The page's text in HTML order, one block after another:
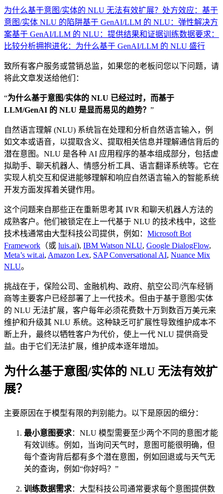
为什么基于意图/实体的 NLU 无法有效扩展？ 处方效应：基于
意图/实体 NLU 的陷阱基于 GenAI/LLM 的 NLU：弹性解决方
案基于 GenAI/LLM 的 NLU：提供结果和证据训练数据要求：
比较分析拥抱进化：为什么基于 GenAI/LLM 的 NLU 盛行
致所有客户服务或营销总监，如果您的老板问您以下问题，请
将此文章发送给他们：
“为什么基于意图/实体的 NLU 已经过时，而基于
LLM/GenAI 的 NLU 是显而易见的趋势？ ”
自然语言理解 (NLU) 系统旨在处理和分析自然语言输入，例
如文本或语音，以提取含义、提取相关信息并理解通信背后的
潜在意图。NLU 是各种 AI 应用程序的基本组成部分，包括虚
拟助手、聊天机器人、情感分析工具、语言翻译系统等。它在
实现人机交互和促进能够理解和响应自然语言输入的智能系统
开发方面发挥着关键作用。
这个问题来自那些正在重新思考其 IVR 和聊天机器人方法的
成熟客户。他们被锁定在上一代基于 NLU 的技术栈中，这些
技术栈通常由大型科技公司提供，例如： Microsoft Bot
Framework （或 luis.ai), IBM Watson NLU, Google DialogFlow,
Meta’s wit.ai, Amazon Lex, SAP Conversational AI, Nuance Mix
NLU。
挑战在于，保险公司、金融机构、政府、航空公司/汽车经销
商等主要客户已经部署了上一代技术。但由于基于意图/实体
的 NLU 无法扩展，客户每年必须花费数十万到数百万美元来
维护和升级其 NLU 系统。这种缺乏可扩展性导致维护成本不
断上升，最终以牺牲客户为代价，使上一代 NLU 提供商受
益。由于它们无法扩展，维护成本逐年增加。
为什么基于意图/实体的 NLU 无法有效扩
展？
主要原因在于模型有限的判别能力。以下是原因的细分：
最小意图要求：NLU 模型需要至少两个不同的意图才能
有效训练。例如，当询问天气时，意图可能很明确，但
每个查询背后都有多个潜在意图，例如回退或与天气无
关的查询，例如“你好吗？”
训练数据需求：大型科技公司通常要求每个意图提供数